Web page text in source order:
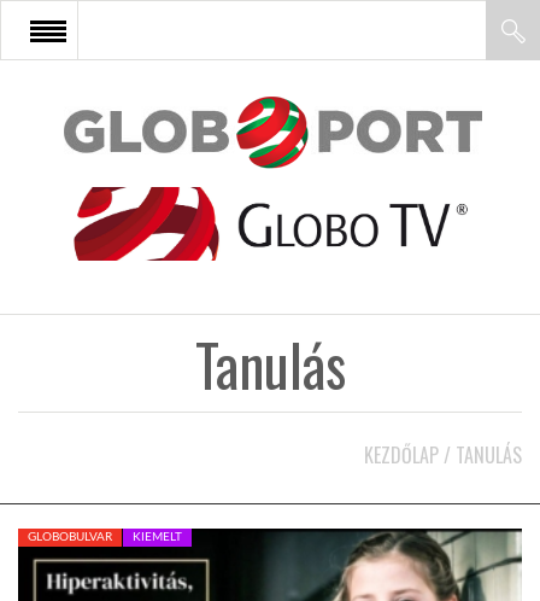
FŐOLDAL
AFRIKA
KÖZEL-KELET
Tanulás
KEZDŐLAP / TANULÁS
GLOBOBULVAR KIEMELT